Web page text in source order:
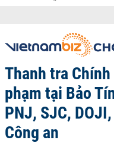
Thanh tra
phạm tại Bảo
PNJ, SJC,
Công an